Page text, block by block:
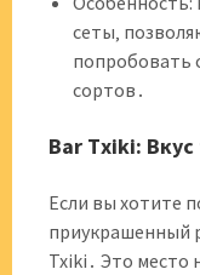
сеты‚
попробовать
сортов․
Bar Txiki:
Если вы хотите
приукрашенный
Txiki․ Это место